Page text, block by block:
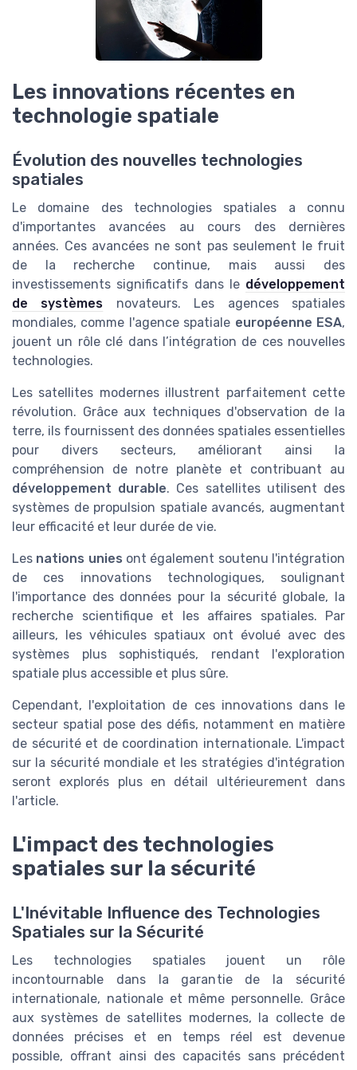
Les innovations récentes en
technologie spatiale
Évolution des nouvelles technologies
spatiales
Le domaine des technologies spatiales a connu
d'importantes avancées au cours des dernières
années. Ces avancées ne sont pas seulement le fruit
de la recherche continue, mais aussi des
investissements significatifs dans le développement
de systèmes novateurs. Les agences spatiales
mondiales, comme l'agence spatiale européenne ESA,
jouent un rôle clé dans l’intégration de ces nouvelles
technologies.
Les satellites modernes illustrent parfaitement cette
révolution. Grâce aux techniques d'observation de la
terre, ils fournissent des données spatiales essentielles
pour divers secteurs, améliorant ainsi la
compréhension de notre planète et contribuant au
développement durable. Ces satellites utilisent des
systèmes de propulsion spatiale avancés, augmentant
leur efficacité et leur durée de vie.
Les nations unies ont également soutenu l'intégration
de ces innovations technologiques, soulignant
l'importance des données pour la sécurité globale, la
recherche scientifique et les affaires spatiales. Par
ailleurs, les véhicules spatiaux ont évolué avec des
systèmes plus sophistiqués, rendant l'exploration
spatiale plus accessible et plus sûre.
Cependant, l'exploitation de ces innovations dans le
secteur spatial pose des défis, notamment en matière
de sécurité et de coordination internationale. L'impact
sur la sécurité mondiale et les stratégies d'intégration
seront explorés plus en détail ultérieurement dans
l'article.
L'impact des technologies
spatiales sur la sécurité
L'Inévitable Influence des Technologies
Spatiales sur la Sécurité
Les technologies spatiales jouent un rôle
incontournable dans la garantie de la sécurité
internationale, nationale et même personnelle. Grâce
aux systèmes de satellites modernes, la collecte de
données précises et en temps réel est devenue
possible, offrant ainsi des capacités sans précédent